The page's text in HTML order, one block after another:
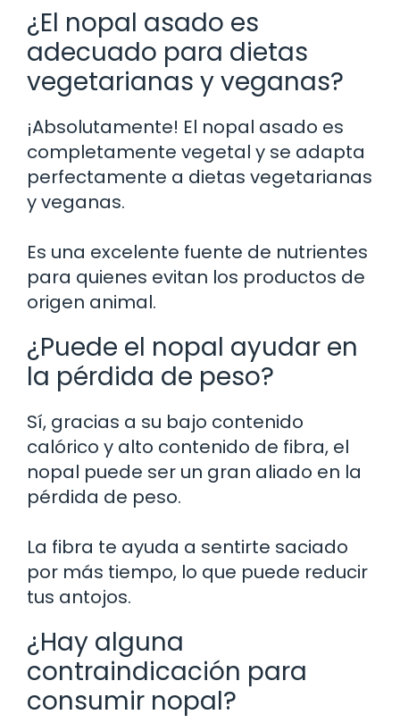
¿El nopal asado es
adecuado para dietas
vegetarianas y veganas?
¡Absolutamente! El nopal asado es
completamente vegetal y se adapta
perfectamente a dietas vegetarianas
y veganas.
Es una excelente fuente de nutrientes
para quienes evitan los productos de
origen animal.
¿Puede el nopal ayudar en
la pérdida de peso?
Sí, gracias a su bajo contenido
calórico y alto contenido de fibra, el
nopal puede ser un gran aliado en la
pérdida de peso.
La fibra te ayuda a sentirte saciado
por más tiempo, lo que puede reducir
tus antojos.
¿Hay alguna
contraindicación para
consumir nopal?